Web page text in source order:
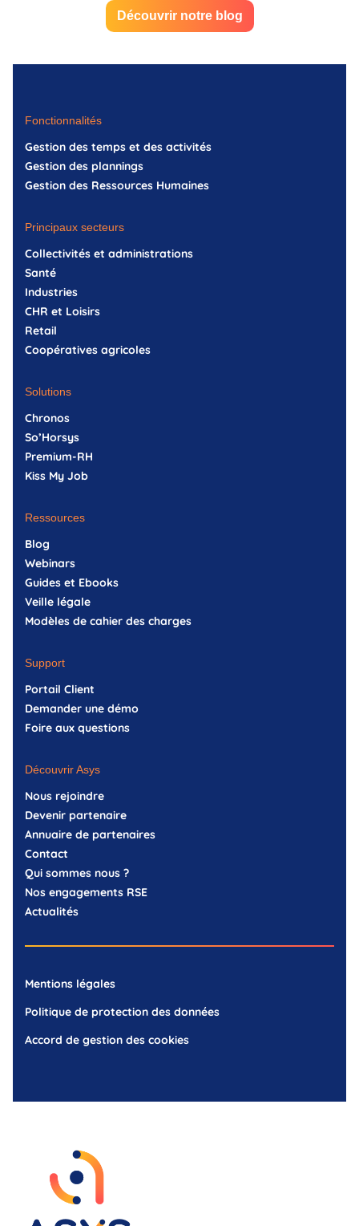
Découvrir notre blog
Fonctionnalités
Gestion des temps et des activités
Gestion des plannings
Gestion des Ressources Humaines
Principaux secteurs
Collectivités et administrations
Santé
Industries
CHR et Loisirs
Retail
Coopératives agricoles
Solutions
Chronos
So’Horsys
Premium-RH
Kiss My Job
Ressources
Blog
Webinars
Guides et Ebooks
Veille légale
Modèles de cahier des charges
Support
Portail Client
Demander une démo
Foire aux questions
Découvrir Asys
Nous rejoindre
Devenir partenaire
Annuaire de partenaires
Contact
Qui sommes nous ?
Nos engagements RSE
Actualités
Mentions légales
Politique de protection des données
Accord de gestion des cookies